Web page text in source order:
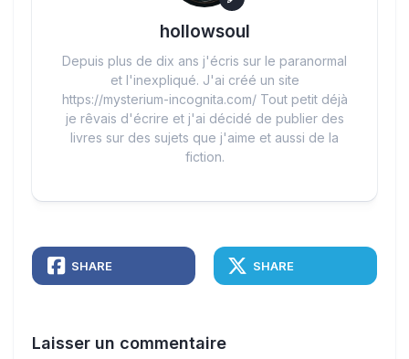
hollowsoul
Depuis plus de dix ans j'écris sur le paranormal
et l'inexpliqué. J'ai créé un site
https://mysterium-incognita.com/ Tout petit déjà
je rêvais d'écrire et j'ai décidé de publier des
livres sur des sujets que j'aime et aussi de la
fiction.
SHARE SHARE
Laisser un commentaire